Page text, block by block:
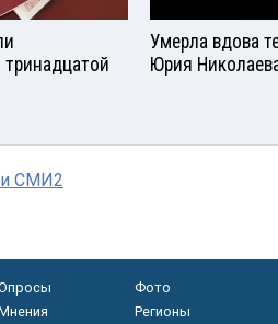
тринадцатой
Умерла вдова
Юрия
СМИ2
Фото
Регионы